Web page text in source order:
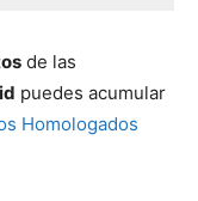
de las
puedes acumular
Homologados